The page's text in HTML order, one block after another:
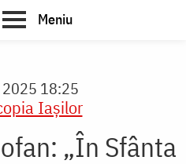
Meniu
18:25
Iaşilor
„În Sfânta